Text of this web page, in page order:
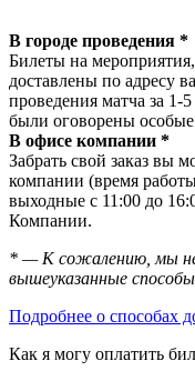
В городе проведения *
Билеты на
доставлены по адресу
проведения матча за 1-
были оговорены особые
В офисе компании *
Забрать свой заказ вы
компании (время
выходные с 11:00 до
Компании.
* — К сожалению, мы
вышеуказанные
Подробнее о способах
Как я могу оплатить